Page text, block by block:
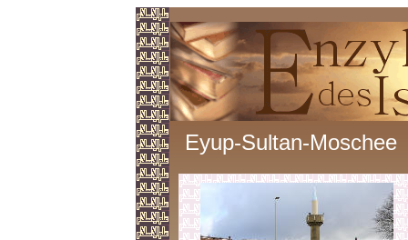
Eyup-Sultan-Moschee